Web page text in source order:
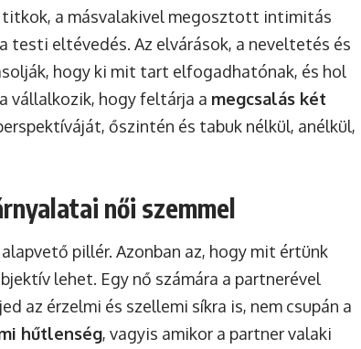
titkok, a másvalakivel megosztott intimitás
testi eltévedés. Az elvárások, a neveltetés és
hogy ki mit tart elfogadhatónak, és hol
vállalkozik, hogy feltárja a megcsalás két
őszintén és tabuk nélkül, anélkül,
női szemmel
alapvető pillér. Azonban az, hogy mit értünk
lehet. Egy nő számára a partnerével
az érzelmi és szellemi síkra is, nem csupán a
hűtlenség, vagyis amikor a partner valaki